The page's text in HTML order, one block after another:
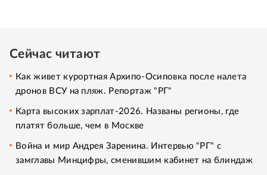
Сейчас читают
Как живет курортная Архипо-Осиповка после налета
дронов ВСУ на пляж. Репортаж "РГ"
Карта высоких зарплат-2026. Названы регионы, где
платят больше, чем в Москве
Война и мир Андрея Заренина. Интервью "РГ" с
замглавы Минцифры, сменившим кабинет на блиндаж